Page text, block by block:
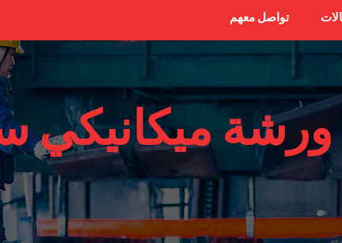
تواصل معهم
ورشة ميكانيكي